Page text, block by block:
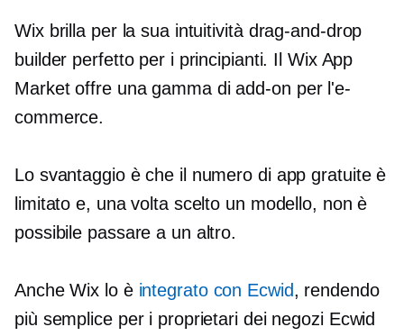
Wix brilla per la sua intuitività drag-and-drop
builder perfetto per i principianti. Il Wix App
Market offre una gamma diadd-on per l'e-
commerce.
Lo svantaggio è che il numero di app gratuite è
limitato e, una volta scelto un modello, non è
possibile passare a un altro.
Anche Wix lo è integrato con Ecwid, rendendo
più semplice per i proprietari dei negozi Ecwid